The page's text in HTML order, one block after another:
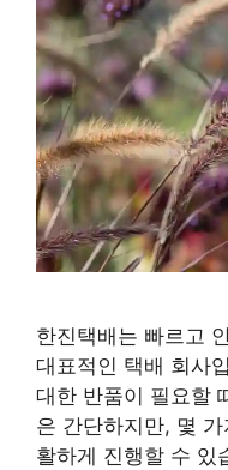
한진택배는 빠르고
대표적인 택배 회사
대한 반품이 필요할
은 간단하지만, 몇
활하게 진행할 수 있